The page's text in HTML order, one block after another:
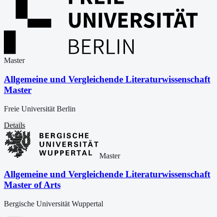
Master
Allgemeine und Vergleichende Literaturwissenschaft
Master
Freie Universität Berlin
Details
Master
Allgemeine und Vergleichende Literaturwissenschaft
Master of Arts
Bergische Universität Wuppertal